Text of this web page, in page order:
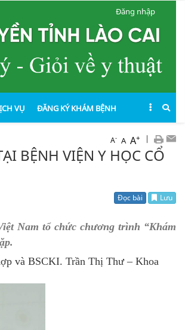
Đăng nhập
VỤ ĐĂNG KÝ KHÁM BỆNH
A- A A+ |
BỆNH VIỆN Y HỌC CỔ
Đọc bài Lưu
Nam tổ chức chương trình “Khám
và BSCKI. Trần Thị Thư – Khoa